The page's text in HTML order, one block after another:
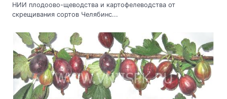
НИИ плодоово-щеводства и картофелеводства от
скрещивания сортов Челябинс...